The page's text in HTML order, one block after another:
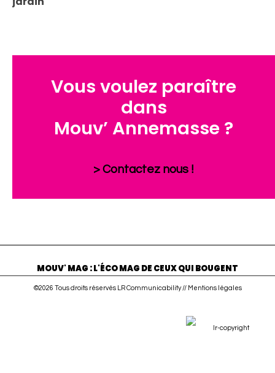
Vous voulez paraître
dans
Mouv’ Annemasse ?
> Contactez nous !
MOUV' MAG : L'ÉCO MAG DE CEUX QUI BOUGENT
©2026 Tous droits réservés LR Communicability // Mentions légales